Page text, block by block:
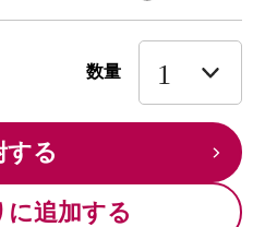
数量
する
に追加する